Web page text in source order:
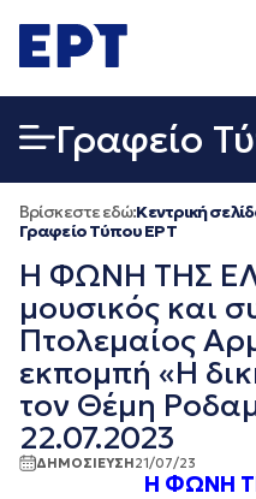
σε
περιεχόμενο
Γραφείο
Βρίσκεστε εδώ:Κεντρική
Γραφείο Τύπου ΕΡΤ
Η ΦΩΝΗ ΤΗΣ
μουσικός και
Πτολεμαίος
εκπομπή «Η
τον Θέμη
22.07.2023
ΔΗΜΟΣΙΕΥΣΗ21/07/23
Η ΦΩΝΗ